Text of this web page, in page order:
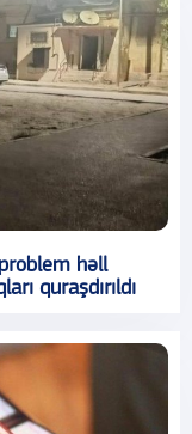
həll
quraşdırıldı